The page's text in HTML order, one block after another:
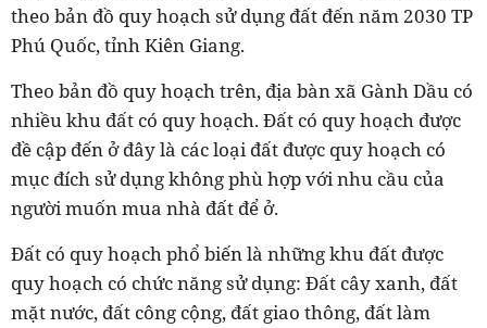
theo bản đồ quy hoạch sử dụng đất đến năm 2030 TP
Phú Quốc, tỉnh Kiên Giang.
Theo bản đồ quy hoạch trên, địa bàn xã Gành Dầu có
nhiều khu đất có quy hoạch. Đất có quy hoạch được
đề cập đến ở đây là các loại đất được quy hoạch có
mục đích sử dụng không phù hợp với nhu cầu của
người muốn mua nhà đất để ở.
Đất có quy hoạch phổ biến là những khu đất được
quy hoạch có chức năng sử dụng: Đất cây xanh, đất
mặt nước, đất công cộng, đất giao thông, đất làm